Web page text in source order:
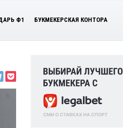
Ф1 БУКМЕКЕРСКАЯ КОНТОРА